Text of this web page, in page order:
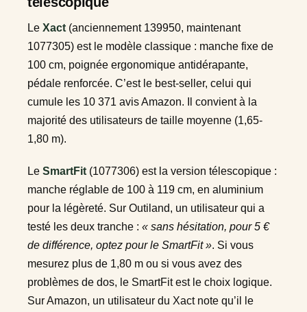
Le Xact (anciennement 139950, maintenant
1077305) est le modèle classique : manche fixe de
100 cm, poignée ergonomique antidérapante,
pédale renforcée. C’est le best-seller, celui qui
cumule les 10 371 avis Amazon. Il convient à la
majorité des utilisateurs de taille moyenne (1,65-
1,80 m).
Le SmartFit (1077306) est la version télescopique :
manche réglable de 100 à 119 cm, en aluminium
pour la légèreté. Sur Outiland, un utilisateur qui a
testé les deux tranche : « sans hésitation, pour 5 €
de différence, optez pour le SmartFit ». Si vous
mesurez plus de 1,80 m ou si vous avez des
problèmes de dos, le SmartFit est le choix logique.
Sur Amazon, un utilisateur du Xact note qu’il le